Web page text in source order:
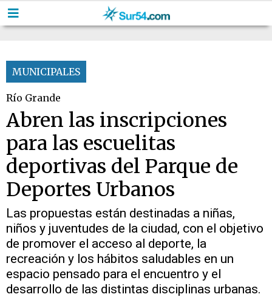
MUNICIPALES
Río Grande
Abren las inscripciones
para las escuelitas
deportivas del Parque de
Deportes Urbanos
Las propuestas están destinadas a niñas,
niños y juventudes de la ciudad, con el objetivo
de promover el acceso al deporte, la
recreación y los hábitos saludables en un
espacio pensado para el encuentro y el
desarrollo de las distintas disciplinas urbanas.